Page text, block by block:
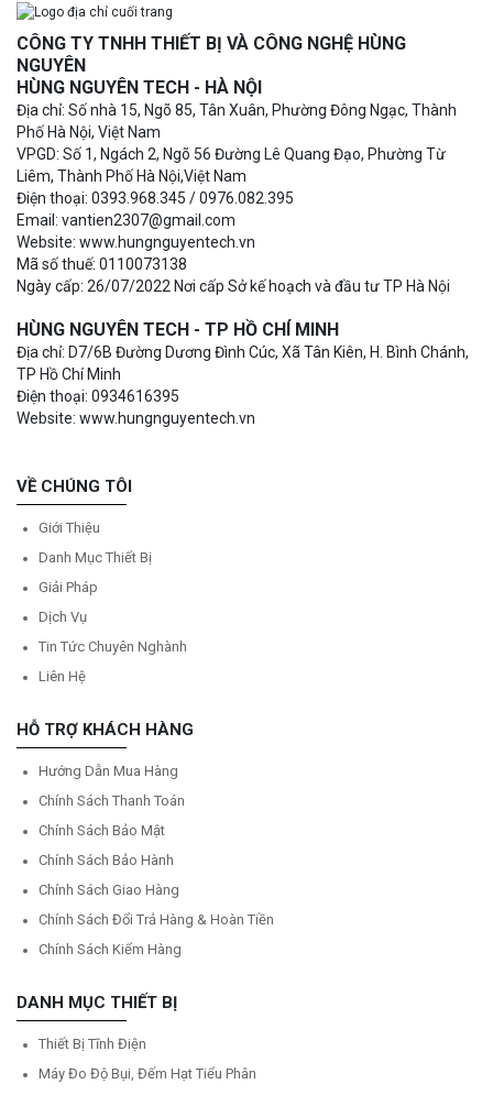
CÔNG TY TNHH THIẾT BỊ VÀ CÔNG NGHỆ HÙNG
NGUYÊN
HÙNG NGUYÊN TECH - HÀ NỘI
Địa chỉ: Số nhà 15, Ngõ 85, Tân Xuân, Phường Đông Ngạc, Thành
Phố Hà Nội, Việt Nam
VPGD: Số 1, Ngách 2, Ngõ 56 Đường Lê Quang Đạo, Phường Từ
Liêm, Thành Phố Hà Nội,Việt Nam
Điện thoại: 0393.968.345 / 0976.082.395
Email: vantien2307@gmail.com
Website: www.hungnguyentech.vn
Mã số thuế: 0110073138
Ngày cấp: 26/07/2022 Nơi cấp Sở kế hoạch và đầu tư TP Hà Nội
HÙNG NGUYÊN TECH - TP HỒ CHÍ MINH
Địa chỉ: D7/6B Đường Dương Đình Cúc, Xã Tân Kiên, H. Bình Chánh,
TP Hồ Chí Minh
Điện thoại: 0934616395
Website: www.hungnguyentech.vn
VỀ CHÚNG TÔI
Giới Thiệu
Danh Mục Thiết Bị
Giải Pháp
Dịch Vụ
Tin Tức Chuyên Nghành
Liên Hệ
HỖ TRỢ KHÁCH HÀNG
Hướng Dẫn Mua Hàng
Chính Sách Thanh Toán
Chính Sách Bảo Mật
Chính Sách Bảo Hành
Chính Sách Giao Hàng
Chính Sách Đổi Trả Hàng & Hoàn Tiền
Chính Sách Kiểm Hàng
DANH MỤC THIẾT BỊ
Thiết Bị Tĩnh Điện
Máy Đo Độ Bụi, Đếm Hạt Tiểu Phân